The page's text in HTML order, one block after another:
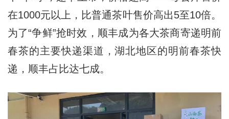
在1000元以上，比普通茶叶售价高出5至10倍。
为了“争鲜”抢时效，顺丰成为各大茶商寄递明前
春茶的主要快递渠道，湖北地区的明前春茶快
递，顺丰占比达七成。